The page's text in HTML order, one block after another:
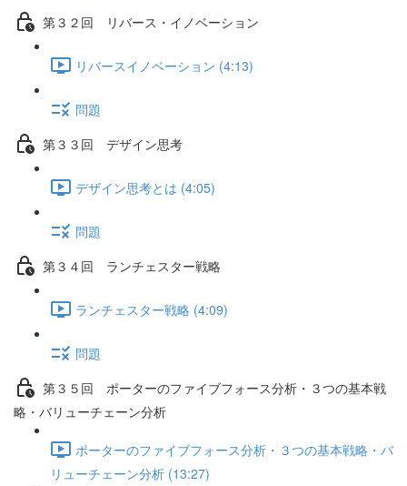
第３２回 リバース・イノベーション
リバースイノベーション (4:13)
問題
第３３回 デザイン思考
デザイン思考とは (4:05)
問題
第３４回 ランチェスター戦略
ランチェスター戦略 (4:09)
問題
第３５回 ポーターのファイブフォース分析・３つの基本戦
略・バリューチェーン分析
ポーターのファイブフォース分析・３つの基本戦略・バ
リューチェーン分析 (13:27)